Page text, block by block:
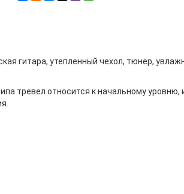
гитара, утепленный чехол, тюнер,
тревел относится к начальному